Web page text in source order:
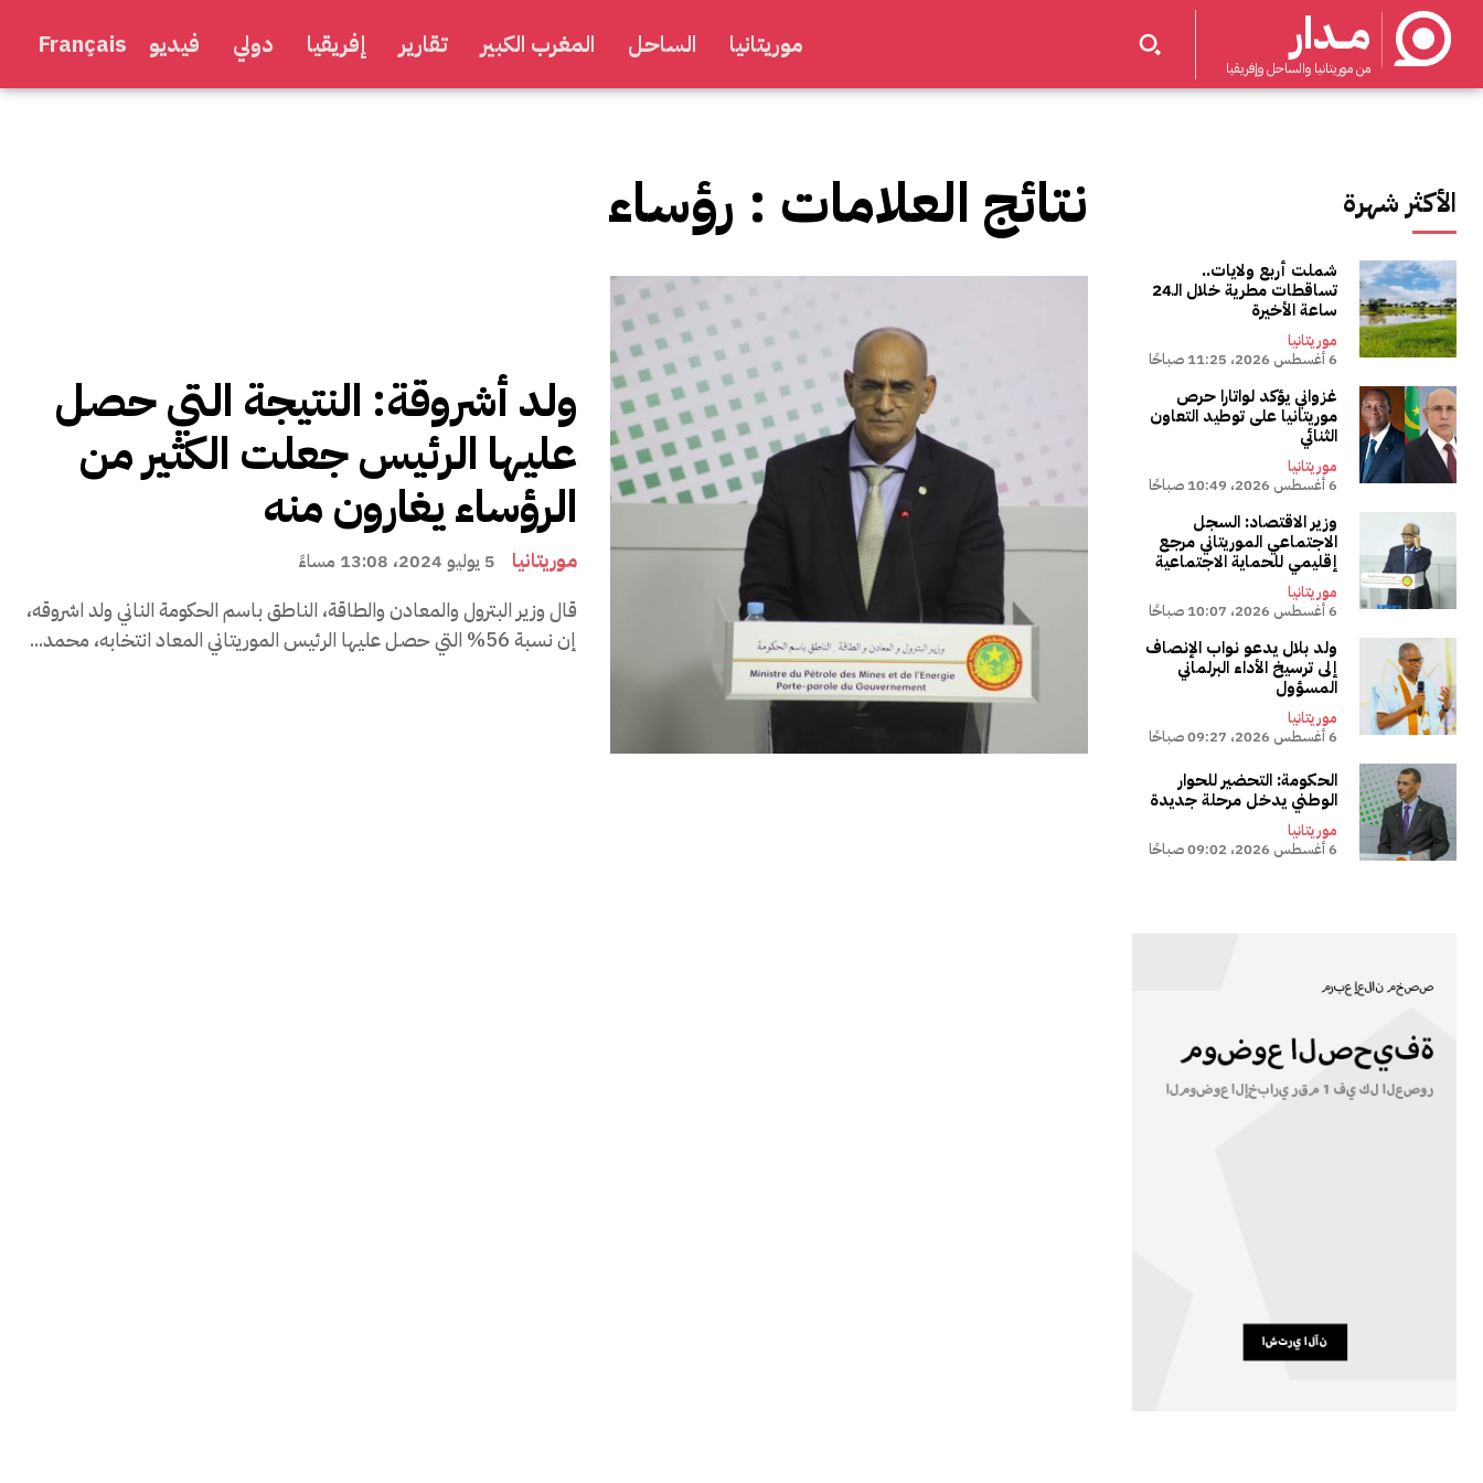
مــدار
من موريتانيا والساحل وإفريقيا
موريتانيا الساحل المغرب الكبير تقارير إفريقيا دولي فيديو Français
نتائج العلامات : رؤساء
ولد أشروقة: النتيجة التي حصل
عليها الرئيس جعلت الكثير من
الرؤساء يغارون منه
موريتانيا 5 يوليو 2024، 13:08 مساءً
قال وزير البترول والمعادن والطاقة، الناطق باسم الحكومة الناني ولد اشروقه،
إن نسبة 56% التي حصل عليها الرئيس الموريتاني المعاد انتخابه، محمد...
الأكثر شهرة
شملت أربع ولايات..
تساقطات مطرية خلال الـ24
ساعة الأخيرة
موريتانيا
6 أغسطس 2026، 11:25 صباحًا
غزواني يؤكد لواتارا حرص
موريتانيا على توطيد التعاون
الثنائي
موريتانيا
6 أغسطس 2026، 10:49 صباحًا
وزير الاقتصاد: السجل
الاجتماعي الموريتاني مرجع
إقليمي للحماية الاجتماعية
موريتانيا
6 أغسطس 2026، 10:07 صباحًا
ولد بلال يدعو نواب الإنصاف
إلى ترسيخ الأداء البرلماني
المسؤول
موريتانيا
6 أغسطس 2026، 09:27 صباحًا
الحكومة: التحضير للحوار
الوطني يدخل مرحلة جديدة
موريتانيا
6 أغسطس 2026، 09:02 صباحًا